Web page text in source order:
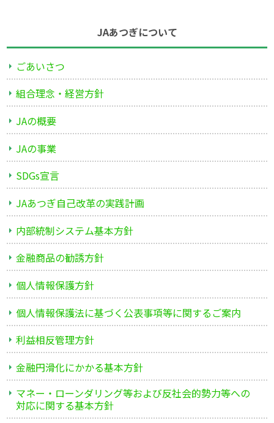
JAあつぎについて
ごあいさつ
組合理念・経営方針
JAの概要
JAの事業
SDGs宣言
JAあつぎ自己改革の実践計画
内部統制システム基本方針
金融商品の勧誘方針
個人情報保護方針
個人情報保護法に基づく公表事項等に関するご案内
利益相反管理方針
金融円滑化にかかる基本方針
マネー・ローンダリング等および反社会的勢力等への
対応に関する基本方針